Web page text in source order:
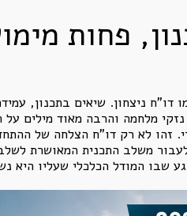
פחות
דו"ח ניצחון. שיאים בתכנון,
מלחמה והרבה מאוד מילים
זהו לא רק דו"ח הצלחה של
משלב התכנית המאושרת
שבו המודל הכלכלי שעליו היא